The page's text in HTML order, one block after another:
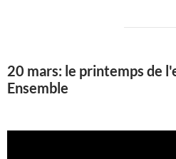
20 mars: le printemps de
Ensemble